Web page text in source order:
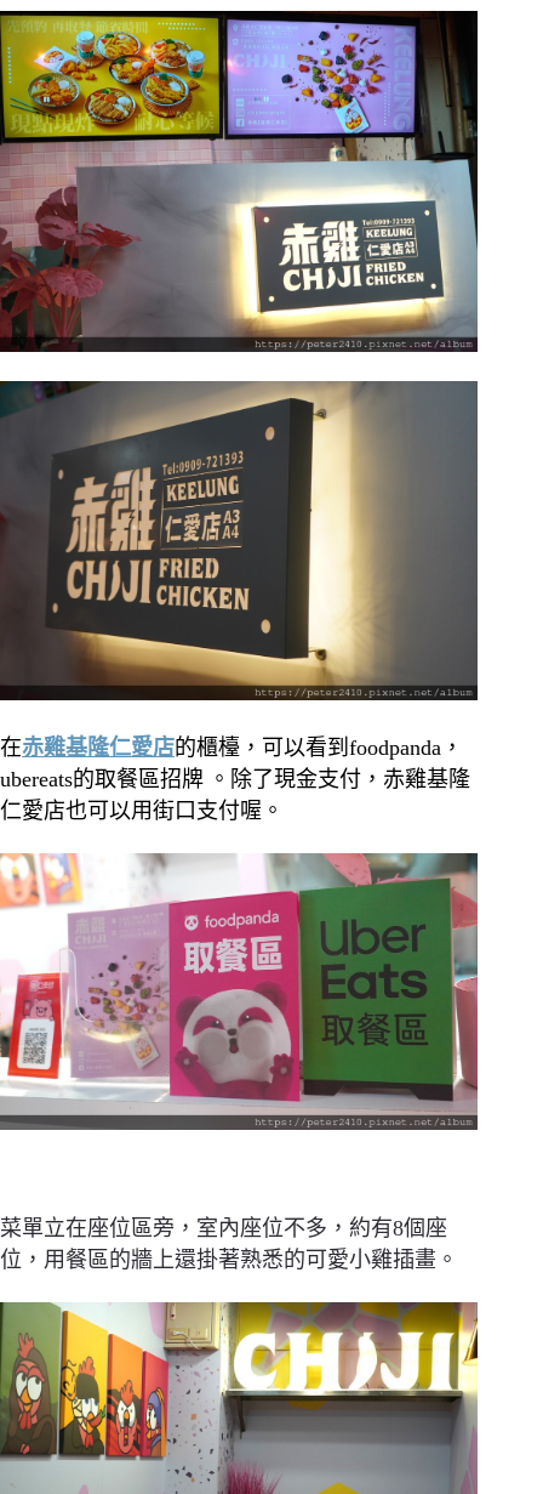
在赤雞基隆仁愛店的櫃檯，可以看到foodpanda，
ubereats的取餐區招牌 。除了現金支付，赤雞基隆
仁愛店也可以用街口支付喔。
菜單立在座位區旁，室內座位不多，約有8個座
位，用餐區的牆上還掛著熟悉的可愛小雞插畫。